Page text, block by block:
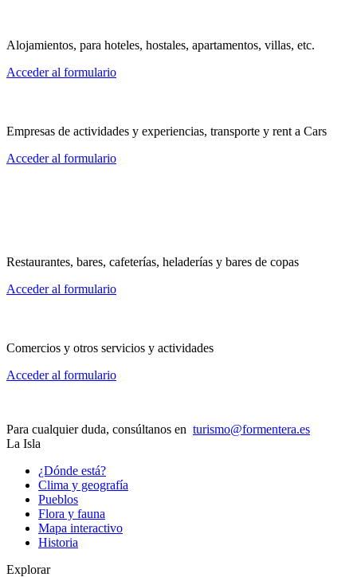
Alojamientos, para hoteles, hostales, apartamentos, villas, etc.
Acceder al formulario
Empresas de actividades y experiencias, transporte y rent a Cars
Acceder al formulario
Restaurantes, bares, cafeterías, heladerías y bares de copas
Acceder al formulario
Comercios y otros servicios y actividades
Acceder al formulario
Para cualquier duda, consúltanos en turismo@formentera.es
La Isla
¿Dónde está?
Clima y geografía
Pueblos
Flora y fauna
Mapa interactivo
Historia
Explorar